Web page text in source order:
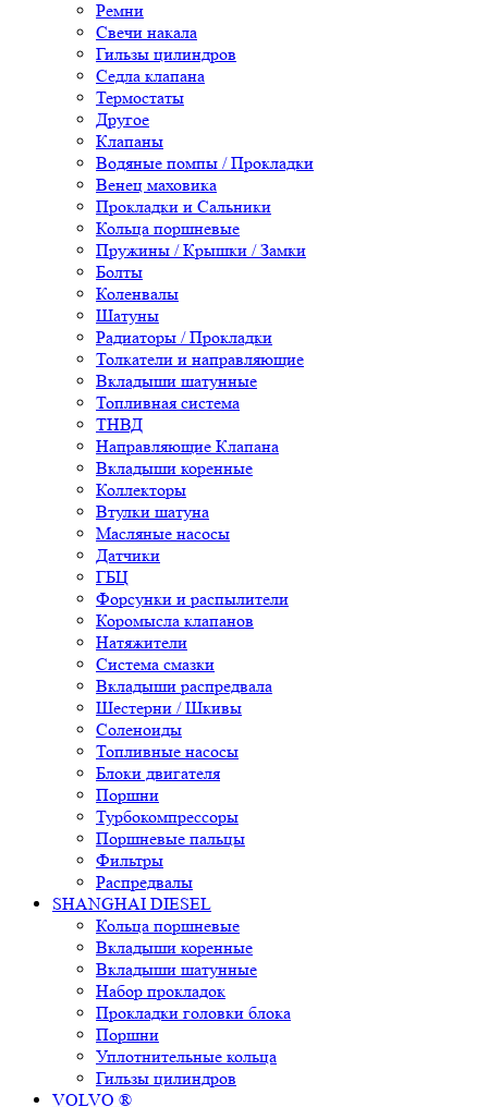
Ремни
Свечи накала
Гильзы цилиндров
Седла клапана
Термостаты
Другое
Клапаны
Водяные помпы / Прокладки
Венец маховика
Прокладки и Сальники
Кольца поршневые
Пружины / Крышки / Замки
Болты
Коленвалы
Шатуны
Радиаторы / Прокладки
Толкатели и направляющие
Вкладыши шатунные
Топливная система
ТНВД
Направляющие Клапана
Вкладыши коренные
Коллекторы
Втулки шатуна
Масляные насосы
Датчики
ГБЦ
Форсунки и распылители
Коромысла клапанов
Натяжители
Система смазки
Вкладыши распредвала
Шестерни / Шкивы
Соленоиды
Топливные насосы
Блоки двигателя
Поршни
Турбокомпрессоры
Поршневые пальцы
Фильтры
Распредвалы
SHANGHAI DIESEL
Кольца поршневые
Вкладыши коренные
Вкладыши шатунные
Набор прокладок
Прокладки головки блока
Поршни
Уплотнительные кольца
Гильзы цилиндров
VOLVO ®